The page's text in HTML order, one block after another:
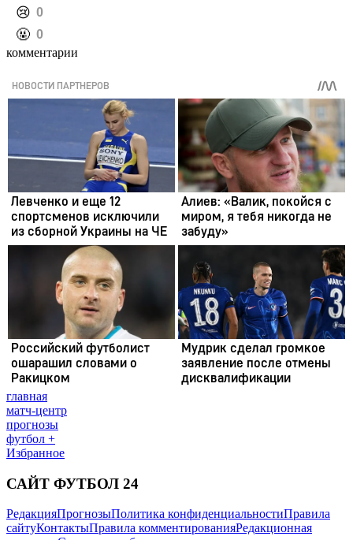
️😢 0
️🤬 0
комментарии
главная
матч-центр
прогнозы
футбол +
Избранное
САЙТ ФУТБОЛ 24
РедакцияПрогнозыПолитика конфиденциальностиПравила
сайтуКонтактыПравила комментированияРедакционная